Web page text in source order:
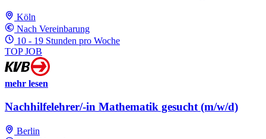
Köln
Nach Vereinbarung
10 - 19 Stunden pro Woche
TOP JOB
mehr lesen
Nachhilfelehrer/-in Mathematik gesucht (m/w/d)
Berlin